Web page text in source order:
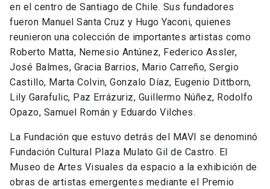
en el centro de Santiago de Chile. Sus fundadores
fueron Manuel Santa Cruz y Hugo Yaconi, quienes
reunieron una colección de importantes artistas como
Roberto Matta, Nemesio Antúnez, Federico Assler,
José Balmes, Gracia Barrios, Mario Carreño, Sergio
Castillo, Marta Colvin, Gonzalo Díaz, Eugenio Dittborn,
Lily Garafulic, Paz Errázuriz, Guillermo Núñez, Rodolfo
Opazo, Samuel Román y Eduardo Vilches.
La Fundación que estuvo detrás del MAVI se denominó
Fundación Cultural Plaza Mulato Gil de Castro. El
Museo de Artes Visuales da espacio a la exhibición de
obras de artistas emergentes mediante el Premio